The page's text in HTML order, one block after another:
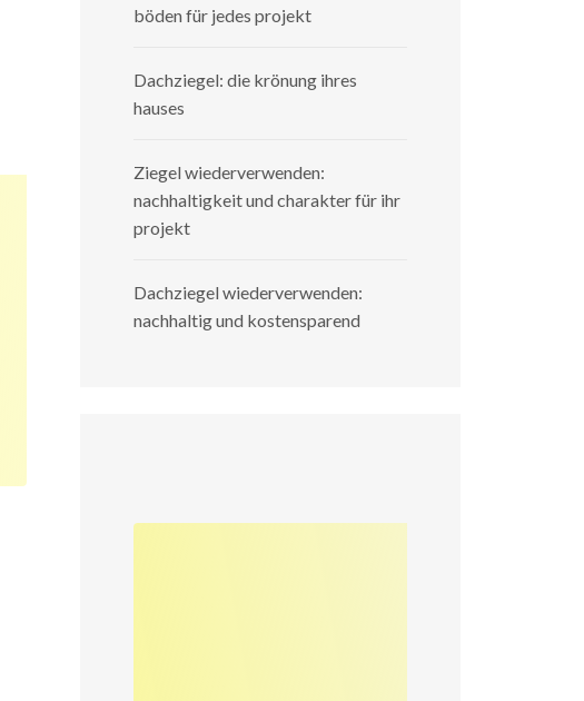
böden für jedes projekt
Dachziegel: die krönung ihres
hauses
Ziegel wiederverwenden:
nachhaltigkeit und charakter für ihr
projekt
Dachziegel wiederverwenden:
nachhaltig und kostensparend